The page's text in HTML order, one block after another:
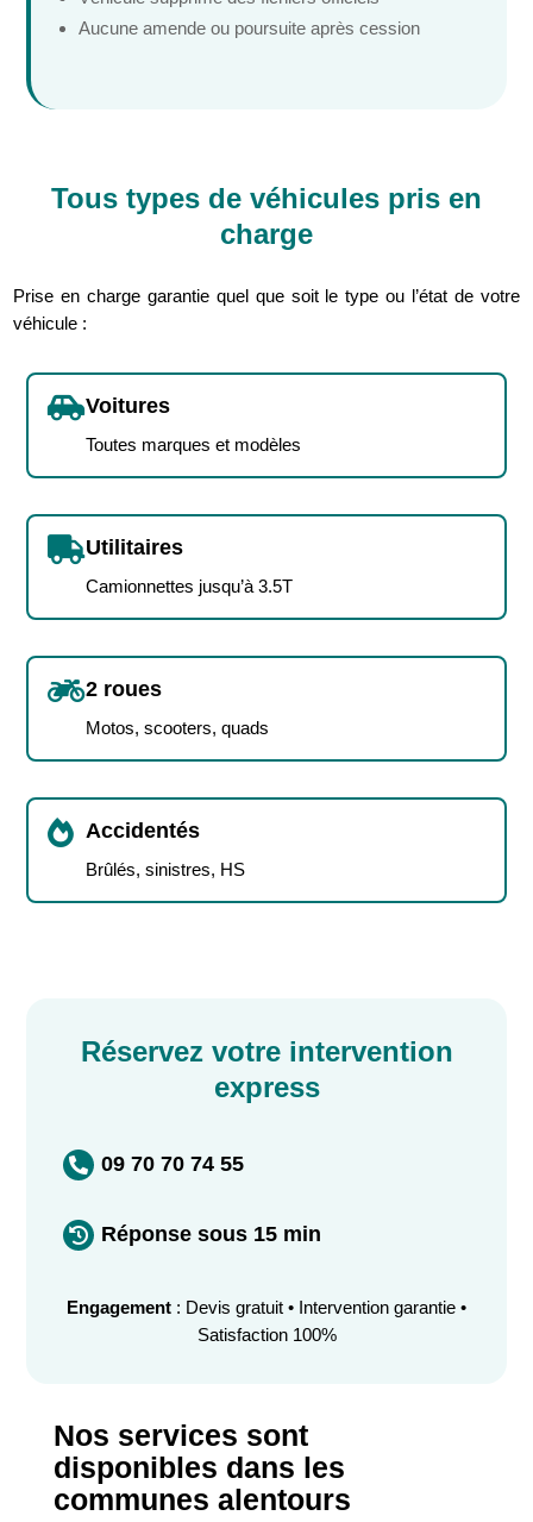
Aucune amende ou poursuite après cession
Tous types de véhicules pris en
charge
Prise en charge garantie quel que soit le type ou l’état de votre
véhicule :
Voitures
Toutes marques et modèles
Utilitaires
Camionnettes jusqu’à 3.5T
2 roues
Motos, scooters, quads
 Accidentés
Brûlés, sinistres, HS
Réservez votre intervention
express
 09 70 70 74 55
 Réponse sous 15 min
Engagement : Devis gratuit • Intervention garantie •
Satisfaction 100%
Nos services sont
disponibles dans les
communes alentours